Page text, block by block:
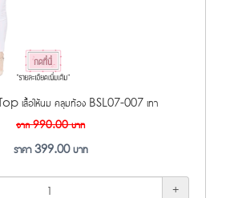
เสื้อให้นม คลุมท้อง BSL07-007 เทา
จาก990.00บาท
ราคา399.00บาท
+